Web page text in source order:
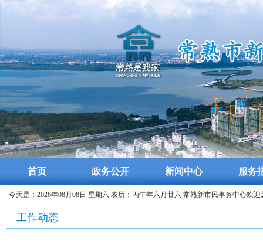
首页 政务公开 新闻中心 服务
今天是：2026年08月08日 星期六 农历：丙午年六月廿六 常熟新市民事务中心欢
工作动态